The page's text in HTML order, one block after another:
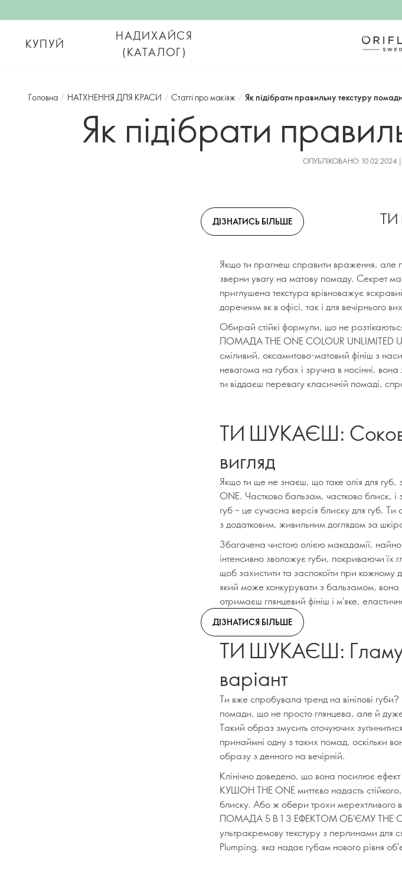
КУПУЙ
НАДИХАЙСЯ
(КАТАЛОГ)
Головна / НАТХНЕННЯ ДЛЯ КРАСИ / Статті про макіяж / Як підібрати правильну текстуру
Як підібрати
ОПУБЛІКОВАНО: 10.02.2024 |
ДІЗНАТИСЬ БІЛЬШЕ ТИ
Якщо ти прагнеш справити враження, але
зверни увагу на матову помаду. Секрет
приглушена текстура врівноважує
доречним як в офісі, так і для вечірнього
Обирай стійкі формули, що не
ПОМАДА THE ONE COLOUR UNLIMITED
сміливий, оксамитово-матовий фініш з
невагома на губах і зручна в носінні,
ти віддаєш перевагу класичній помаді,
ТИ ШУКАЄШ:
вигляд
Якщо ти ще не знаєш, що таке олія для
ONE. Частково бальзам, частково блиск, і
губ – це сучасна версія блиску для губ.
з додатковим, живильним доглядом за
Збагачена чистою олією макадамії,
інтенсивно зволожує губи, покриваючи
щоб захистити та заспокоїти при кожному
який може конкурувати з бальзамом,
отримаєш глянцевий фініш і м'яке,
ДІЗНАТИСЯ БІЛЬШЕ
ТИ ШУКАЄШ:
варіант
Ти вже спробувала тренд на вінілові
помади, що не просто глянцева, але й
Такий образ змусить оточуючих
принаймні одну з таких помад, оскільки
образу з денного на вечірній.
Клінічно доведено, що вона посилює
КУШОН THE ONE миттєво надасть
блиску. Або ж обери трохи мерехтливого
ПОМАДА 5 В 1 З ЕФЕКТОМ ОБ'ЄМУ THE
ультракремову текстуру з перлинами для
Plumping, яка надає губам нового рівня